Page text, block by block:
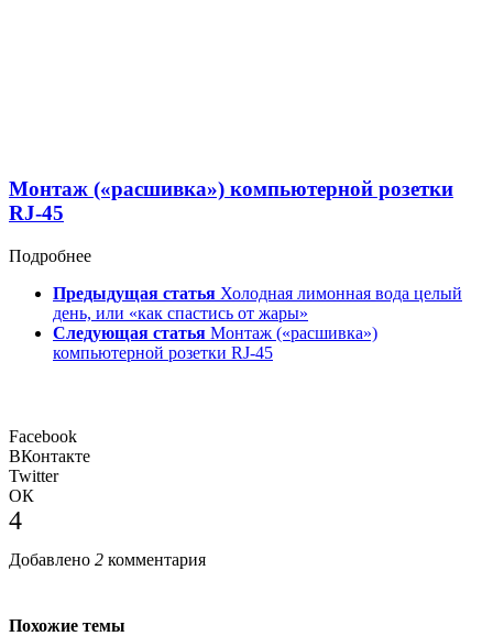
Монтаж («расшивка») компьютерной розетки
RJ-45
Подробнее
Предыдущая статья Холодная лимонная вода целый
день, или «как спастись от жары»
Следующая статья Монтаж («расшивка»)
компьютерной розетки RJ-45
Facebook
ВКонтакте
Twitter
ОК
4
Добавлено 2 комментария
Похожие темы